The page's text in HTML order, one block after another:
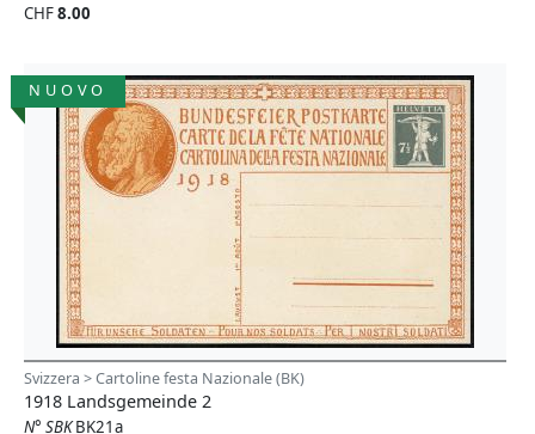
CHF8.00
NUOVO
Svizzera > Cartoline festa Nazionale (BK)
1918 Landsgemeinde 2
N° SBKBK21a